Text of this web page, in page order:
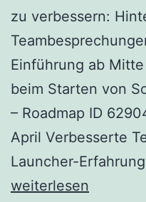
zu verbessern:
Einführung ab
beim Starten von
– Roadmap ID
April Verbesserte
Launcher-
weiterlesen